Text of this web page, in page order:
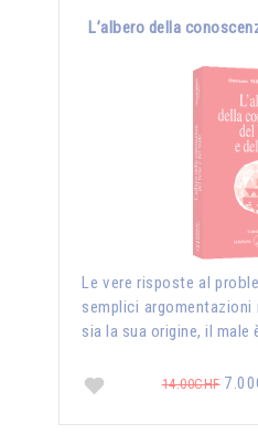
L’albero della
Le vere risposte al
semplici argomentazioni
sia la sua origine, il male
14.00CHF